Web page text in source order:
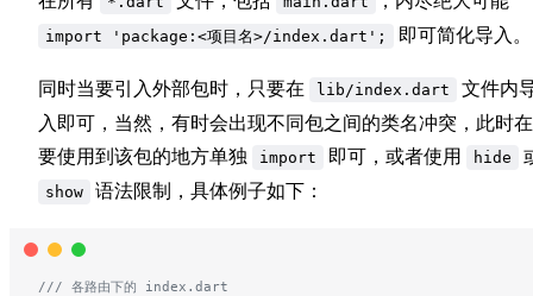
import 'package:<项目名>/index.dart'; 即可简化导入。
同时当要引入外部包时，只要在 lib/index.dart
文件内
入即可，当然，有时会出现不同包之间的类名冲突，此时
要使用到该包的地方单独
import 即可，或者使用 hide
show 语法限制，具体例子如下：
/// 各路由下的 index.dart